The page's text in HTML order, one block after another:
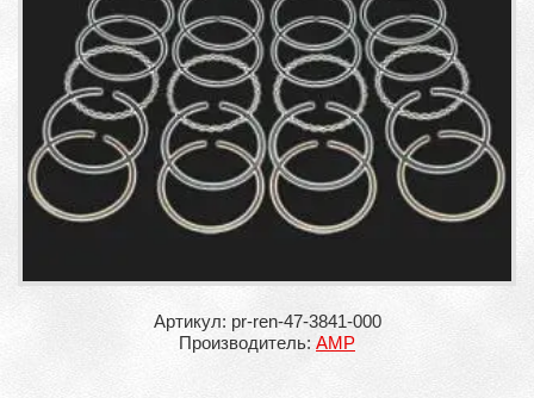
Артикул: pr-ren-47-3841-000
Производитель: AMP